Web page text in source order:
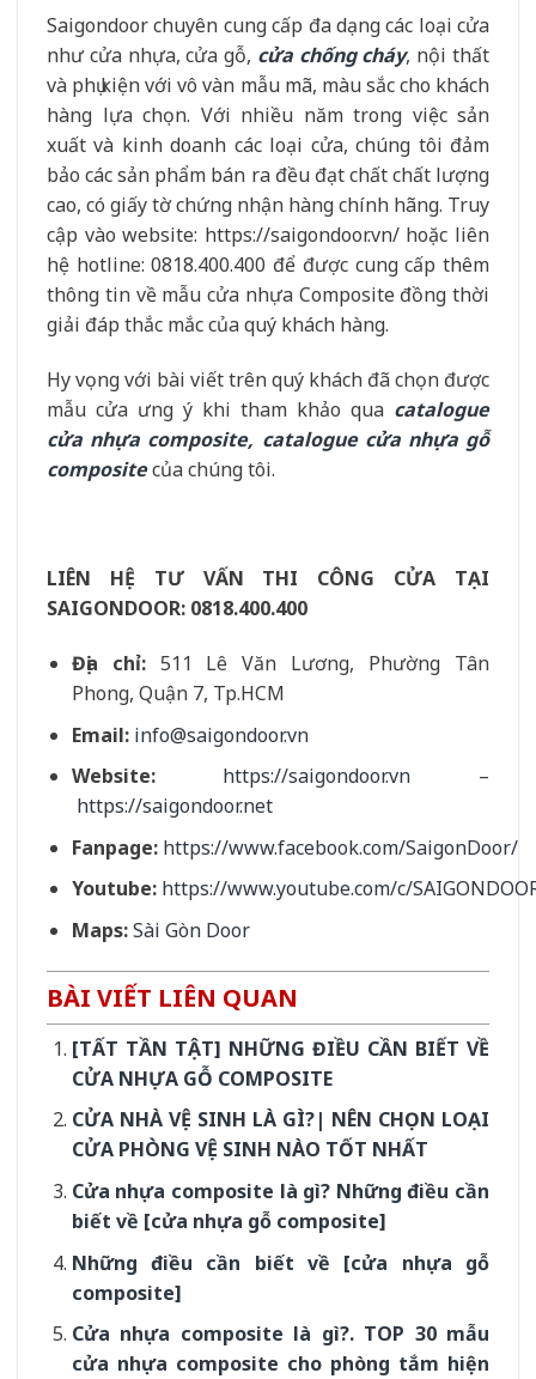
Saigondoor chuyên cung cấp đa dạng các loại cửa
như cửa nhựa, cửa gỗ, cửa chống cháy, nội thất
và phụ kiện với vô vàn mẫu mã, màu sắc cho khách
hàng lựa chọn. Với nhiều năm trong việc sản
xuất và kinh doanh các loại cửa, chúng tôi đảm
bảo các sản phẩm bán ra đều đạt chất chất lượng
cao, có giấy tờ chứng nhận hàng chính hãng. Truy
cập vào website: https://saigondoor.vn/ hoặc liên
hệ hotline: 0818.400.400 để được cung cấp thêm
thông tin về mẫu cửa nhựa Composite đồng thời
giải đáp thắc mắc của quý khách hàng.
Hy vọng với bài viết trên quý khách đã chọn được
mẫu cửa ưng ý khi tham khảo qua catalogue
cửa nhựa composite, catalogue cửa nhựa gỗ
compositecủa chúng tôi.
LIÊN HỆ TƯ VẤN THI CÔNG CỬA TẠI
SAIGONDOOR: 0818.400.400
Địa chỉ:511 Lê Văn Lương, Phường Tân
Phong, Quận 7, Tp.HCM
Email: info@saigondoor.vn
Website:
https://saigondoor.vn –
https://saigondoor.net
Fanpage: https://www.facebook.com/SaigonDoor/
Youtube: https://www.youtube.com/c/
Maps:Sài Gòn Door
BÀI VIẾT LIÊN QUAN
[TẤT TẦN TẬT] NHỮNG ĐIỀU CẦN BIẾT VỀ
CỬA NHỰA GỖ COMPOSITE
CỬA NHÀ VỆ SINH LÀ GÌ?| NÊN CHỌN LOẠI
CỬA PHÒNG VỆ SINH NÀO TỐT NHẤT
Cửa nhựa composite là gì? Những điều cần
biết về [cửa nhựa gỗ composite]
Những điều cần biết về [cửa nhựa gỗ
composite]
Cửa nhựa composite là gì?. TOP 30 mẫu
cửa nhựa composite cho phòng tắm hiện